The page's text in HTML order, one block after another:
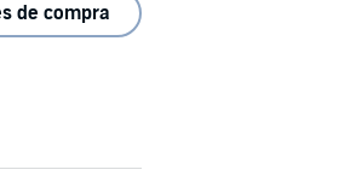
de compra